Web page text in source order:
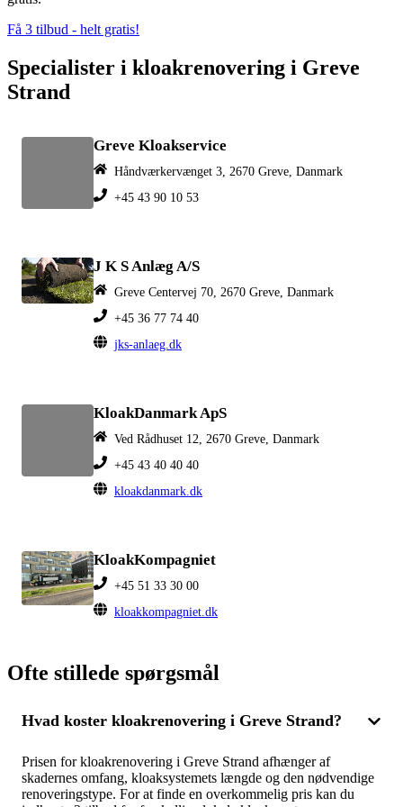
Få 3 tilbud - helt gratis!
Specialister i kloakrenovering i Greve
Strand
Greve Kloakservice
Håndværkervænget 3, 2670 Greve, Danmark
+45 43 90 10 53
J K S Anlæg A/S
Greve Centervej 70, 2670 Greve, Danmark
+45 36 77 74 40
jks-anlaeg.dk
KloakDanmark ApS
Ved Rådhuset 12, 2670 Greve, Danmark
+45 43 40 40 40
kloakdanmark.dk
KloakKompagniet
+45 51 33 30 00
kloakkompagniet.dk
Ofte stillede spørgsmål
Hvad koster kloakrenovering i Greve Strand?
Prisen for kloakrenovering i Greve Strand afhænger af
skadernes omfang, kloaksystemets længde og den nødvendige
renoveringstype. For at finde en overkommelig pris kan du